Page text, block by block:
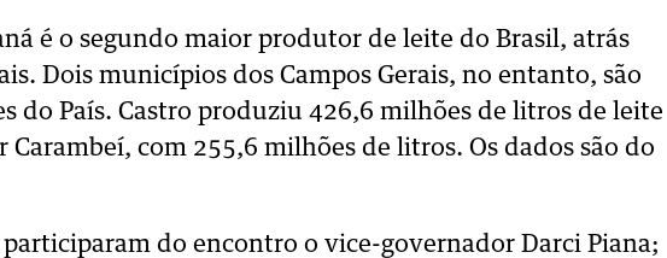
é o segundo maior produtor de leite do Brasil, atrás
Dois municípios dos Campos Gerais, no entanto, são
do País. Castro produziu 426,6 milhões de litros de leite
Carambeí, com 255,6 milhões de litros. Os dados são do
do encontro o vice-governador Darci Piana;